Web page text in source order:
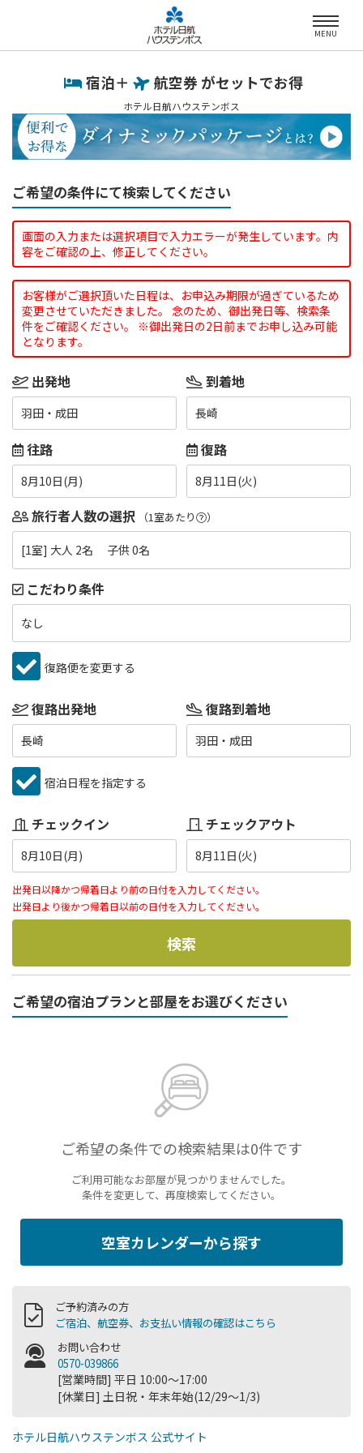
MENU
宿泊＋ 航空券 がセットでお得
ホテル日航ハウステンボス
ご希望の条件にて検索してください
画面の入力または選択項目で入力エラーが発生しています。内
容をご確認の上、修正してください。
お客様がご選択頂いた日程は、お申込み期限が過ぎているため
変更させていただきました。 念のため、御出発日等、検索条
件をご確認ください。 ※御出発日の2日前までお申し込み可能
となります。
出発地
羽田・成田
到着地
長崎
往路
8月10日(月)
復路
8月11日(火)
旅行者人数の選択 （1室あたり ）
[1室] 大人 2名 子供 0名
こだわり条件
なし
復路便を変更する
復路出発地
長崎
復路到着地
羽田・成田
宿泊日程を指定する
チェックイン
8月10日(月)
チェックアウト
8月11日(火)
出発日以降かつ帰着日より前の日付を入力してください。
出発日より後かつ帰着日以前の日付を入力してください。
検索
ご希望の宿泊プランと部屋をお選びください
ご希望の条件での検索結果は0件です
ご利用可能なお部屋が見つかりませんでした。
条件を変更して、再度検索してください。
空室カレンダーから探す
ご予約済みの方
ご宿泊、航空券、お支払い情報の確認はこちら
お問い合わせ
0570-039866
[営業時間] 平日 10:00～17:00
[休業日] 土日祝・年末年始(12/29～1/3)
ホテル日航ハウステンボス 公式サイト